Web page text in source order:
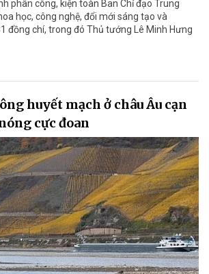
phân công, kiện toàn Ban Chỉ đạo Trung
học, công nghệ, đổi mới sáng tạo và
đồng chí, trong đó Thủ tướng Lê Minh Hưng
huyết mạch ở châu Âu cạn
cực đoan